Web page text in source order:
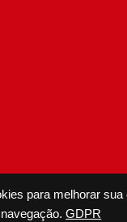
para melhorar sua
navegação. GDPR